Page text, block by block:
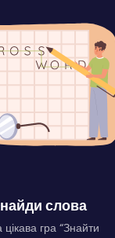
слова
гра “Знайти